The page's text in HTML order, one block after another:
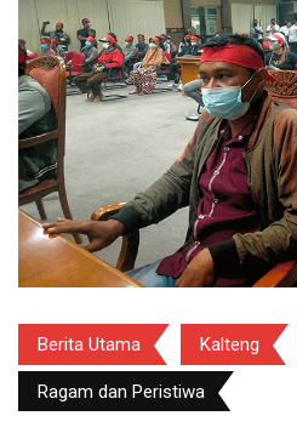
Berita Utama Kalteng
Ragam dan Peristiwa